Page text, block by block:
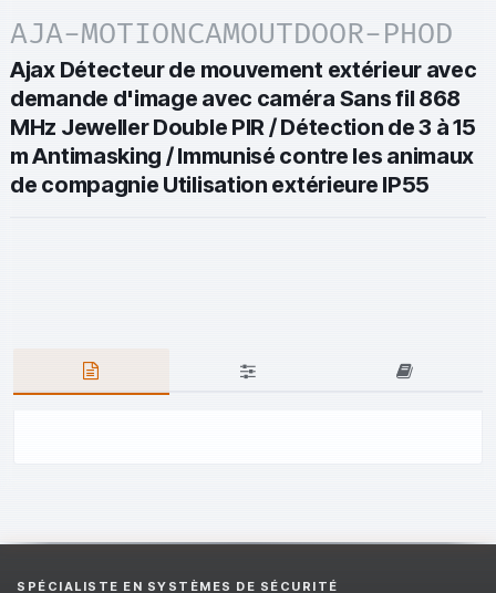
AJA-MOTIONCAMOUTDOOR-PHOD
Ajax Détecteur de mouvement extérieur avec
demande d'image avec caméra Sans fil 868
MHz Jeweller Double PIR / Détection de 3 à 15
m Antimasking / Immunisé contre les animaux
de compagnie Utilisation extérieure IP55
SPÉCIALISTE EN SYSTÈMES DE SÉCURITÉ